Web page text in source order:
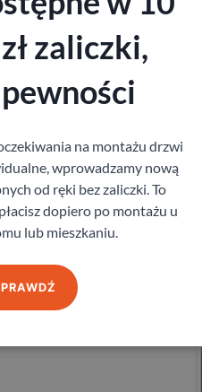
Zobacz
Zamów
marki Erkado
zaliczki,
na montażu drzwi
wprowadzamy nową
od ręki bez zaliczki. To
dopiero po montażu u
lub mieszkaniu.